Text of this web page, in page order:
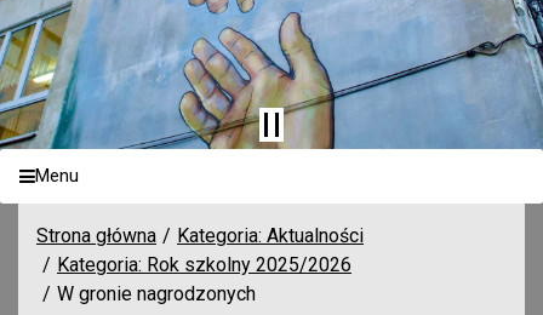
Menu
Strona główna
Kategoria: Aktualności
Kategoria: Rok szkolny 2025/2026
W gronie nagrodzonych